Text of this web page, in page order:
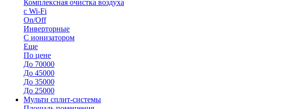
Комплексная очистка воздуха
с Wi-Fi
On/Off
Инверторные
С ионизатором
Еще
По цене
До 70000
До 45000
До 35000
До 25000
Мульти сплит-системы